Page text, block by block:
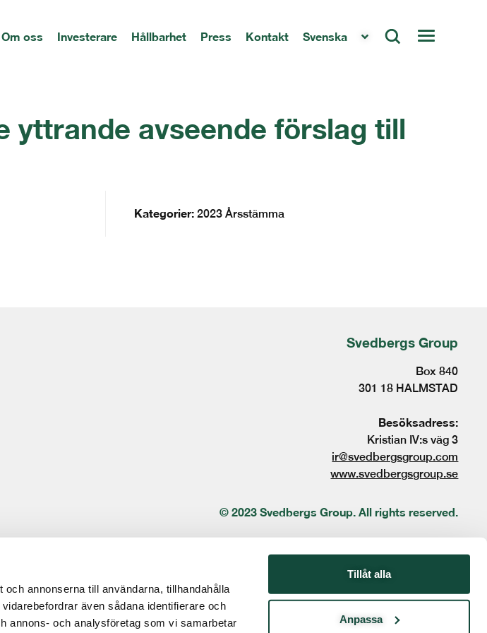
annonserna till användarna, tillhandahålla
även sådana identifierare och
annons- och analysföretag som vi samarbetar
Tillåt alla
Anpassa
Om oss Investerare Hållbarhet Press Kontakt Svenska
yttrande avseende förslag till
Kategorier: 2023 Årsstämma
Svedbergs Group
Box 840
301 18 HALMSTAD
Besöksadress:
Kristian IV:s väg 3
ir@svedbergsgroup.com
www.svedbergsgroup.se
© 2023 Svedbergs Group. All rights reserved.